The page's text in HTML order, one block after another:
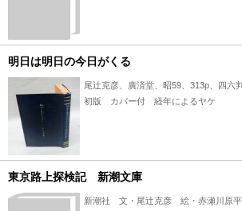
明日は明日の今日がくる
尾辻克彦、廣済堂、昭59、313p、四六
初版 カバー付 経年によるヤケ
東京路上探検記 新潮文庫
新潮社 文・尾辻克彦 絵・赤瀬川原